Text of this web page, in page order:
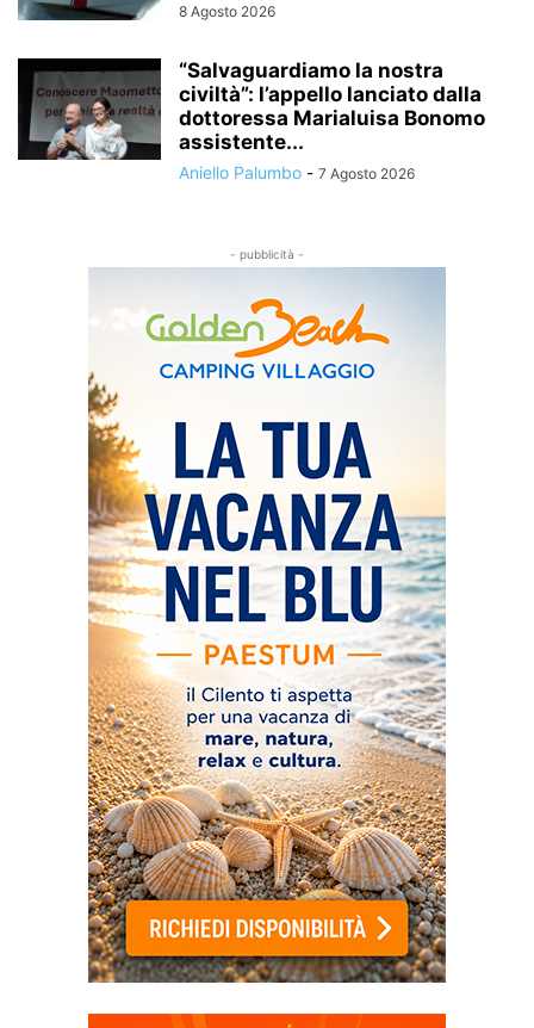
8 Agosto 2026
“Salvaguardiamo la nostra
civiltà”: l’appello lanciato dalla
dottoressa Marialuisa Bonomo
assistente...
Aniello Palumbo - 7 Agosto 2026
- pubblicità -